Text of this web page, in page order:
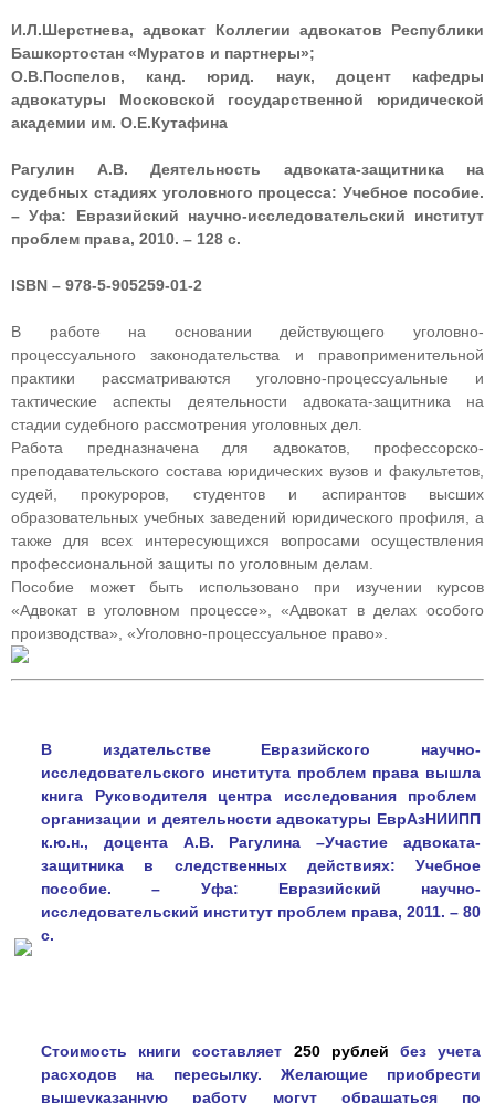
И.Л.Шерстнева, адвокат Коллегии адвокатов Республики
Башкортостан «Муратов и партнеры»;
О.В.Поспелов, канд. юрид. наук, доцент кафедры
адвокатуры Московской государственной юридической
академии им. О.Е.Кутафина
Рагулин А.В. Деятельность адвоката-защитника на
судебных стадиях уголовного процесса: Учебное пособие.
– Уфа: Евразийский научно-исследовательский институт
проблем права, 2010. – 128 с.
ISBN – 978-5-905259-01-2
В работе на основании действующего уголовно-
процессуального законодательства и правоприменительной
практики рассматриваются уголовно-процессуальные и
тактические аспекты деятельности адвоката-защитника на
стадии судебного рассмотрения уголовных дел.
Работа предназначена для адвокатов, профессорско-
преподавательского состава юридических вузов и факультетов,
судей, прокуроров, студентов и аспирантов высших
образовательных учебных заведений юридического профиля, а
также для всех интересующихся вопросами осуществления
профессиональной защиты по уголовным делам.
Пособие может быть использовано при изучении курсов
«Адвокат в уголовном процессе», «Адвокат в делах особого
производства», «Уголовно-процессуальное право».
В издательстве Евразийского научно-
исследовательского института проблем права вышла
книга Руководителя центра исследования проблем
организации и деятельности адвокатуры ЕврАзНИИПП
к.ю.н., доцента А.В. Рагулина –Участие адвоката-
защитника в следственных действиях: Учебное
пособие. – Уфа: Евразийский научно-
исследовательский институт проблем права, 2011. – 80
с.
Стоимость книги составляет 250 рублей без учета
расходов на пересылку. Желающие приобрести
вышеуказанную работу могут обращаться по